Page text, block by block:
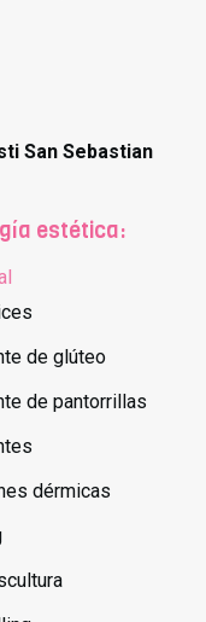
San Sebastian
estética:
de glúteo
de pantorrillas
dérmicas